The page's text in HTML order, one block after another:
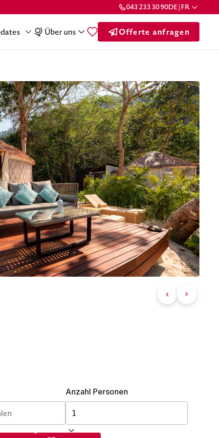
043 233 30 90DE | FR
Über uns Offerte anfragen
Anzahl Personen